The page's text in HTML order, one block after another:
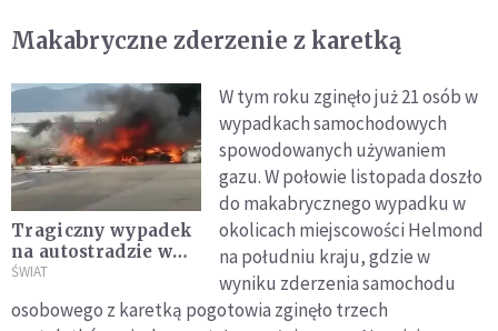
Makabryczne zderzenie z karetką
Tragiczny wypadek
na autostradzie w
Meksyku. Nie żyje
ŚWIAT
W tym roku zginęło już 21 osób w
wypadkach samochodowych
spowodowanych używaniem
gazu. W połowie listopada doszło
do makabrycznego wypadku w
okolicach miejscowości Helmond
na południu kraju, gdzie w
wyniku zderzenia samochodu
osobowego z karetką pogotowia zginęło trzech